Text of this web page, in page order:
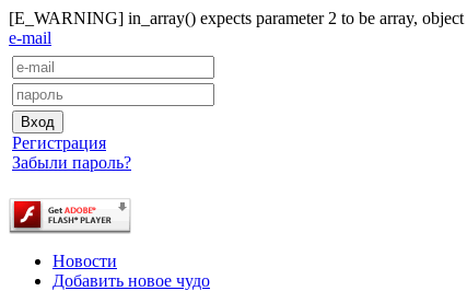
[E_WARNING] in_array() expects parameter 2 to be array,
e-mail
Регистрация
Забыли пароль?
Новости
Добавить новое чудо